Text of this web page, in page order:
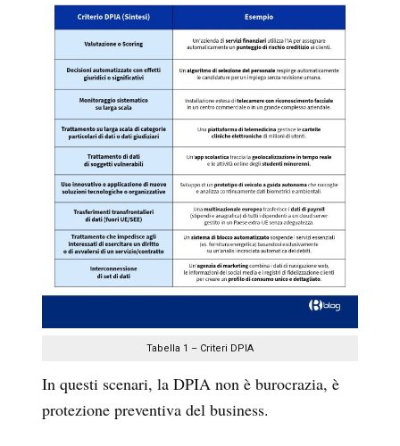
Tabella 1 – Criteri DPIA
In questi scenari, la DPIA non è burocrazia, è
protezione preventiva del business.